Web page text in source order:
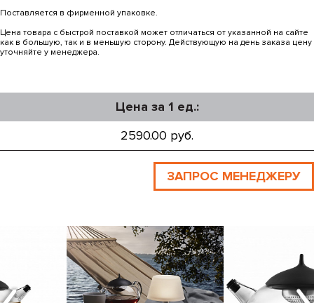
Поставляется в фирменной упаковке.
Цена товара с быстрой поставкой может отличаться от указанной на сайте
как в большую, так и в меньшую сторону. Действующую на день заказа цену
уточняйте у менеджера.
Цена за 1 ед.:
2590.00 руб.
ЗАПРОС МЕНЕДЖЕРУ